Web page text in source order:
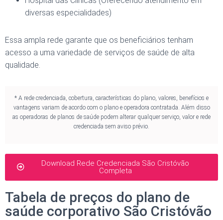
diversas especialidades)
Essa ampla rede garante que os beneficiários tenham
acesso a uma variedade de serviços de saúde de alta
qualidade.
* A rede credenciada, cobertura, características do plano, valores, benefícios e
vantagens variam de acordo com o plano e operadora contratada. Além disso
as operadoras de planos de saúde podem alterar qualquer serviço, valor e rede
credenciada sem aviso prévio.
Download Rede Credenciada São Cristóvão
Completa
Tabela de preços do plano de
saúde corporativo São Cristóvão